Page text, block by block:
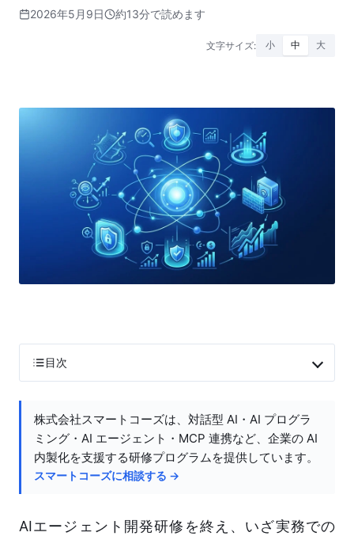
2026年5月9日 約13分で読めます
文字サイズ: 小 中 大
目次
株式会社スマートコーズは、対話型 AI・AI プログラ
ミング・AI エージェント・MCP 連携など、企業の AI
内製化を支援する研修プログラムを提供しています。
スマートコーズに相談する →
AIエージェント開発研修を終え、いざ実務での